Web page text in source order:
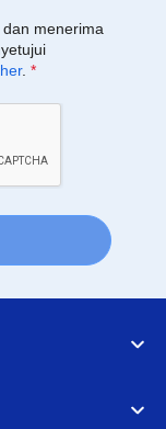
menerima
. *